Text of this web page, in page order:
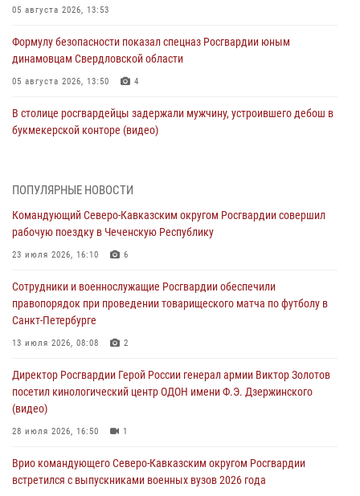
05 августа 2026, 13:53
Формулу безопасности показал спецназ Росгвардии юным
динамовцам Свердловской области
05 августа 2026, 13:50 4
В столице росгвардейцы задержали мужчину, устроившего дебош в
букмекерской конторе (видео)
В Удмуртии при силовой поддержке спецназа Росгвардии
оздоровительных услуг (видео)
05 августа 2026, 13:20
посетили мастер-класс по художественной гимнастике
05 августа 2026, 13:00 3
Офицеры Росгвардии и ветераны войск правопорядка почтили
05 августа 2026, 12:40
Росгвардейцы приняли участие в акции «Волна памяти»,
посвящённой 83‑й годовщине освобождения Белгорода от
05 августа 2026, 12:13 1
ПОПУЛЯРНЫЕ НОВОСТИ
Командующий Северо-Кавказским округом Росгвардии совершил
рабочую поездку в Чеченскую Республику
23 июля 2026, 16:10 6
Сотрудники и военнослужащие Росгвардии обеспечили
правопорядок при проведении товарищеского матча по футболу в
Санкт-Петербурге
13 июля 2026, 08:08 2
Директор Росгвардии Герой России генерал армии Виктор Золотов
посетил кинологический центр ОДОН имени Ф.Э. Дзержинского
(видео)
28 июля 2026, 16:50 1
Врио командующего Северо-Кавказским округом Росгвардии
встретился с выпускниками военных вузов 2026 года